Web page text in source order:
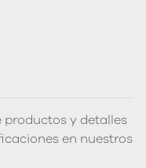
productos y detalles
en nuestros